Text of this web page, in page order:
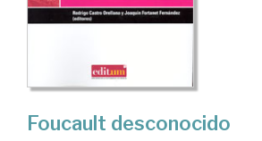
Foucault desconocido